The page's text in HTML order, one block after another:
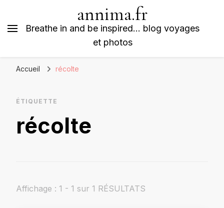
annima.fr
Breathe in and be inspired… blog voyages
et photos
Accueil récolte
ÉTIQUETTE
récolte
Affichage : 1 - 1 sur 1 RÉSULTATS